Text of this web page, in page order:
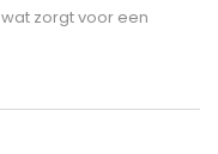
zorgt voor een